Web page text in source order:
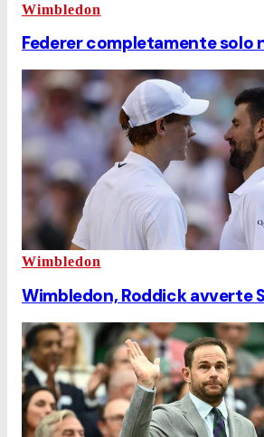
Wimbledon
Federer completamente solo
Wimbledon
Wimbledon, Roddick avverte